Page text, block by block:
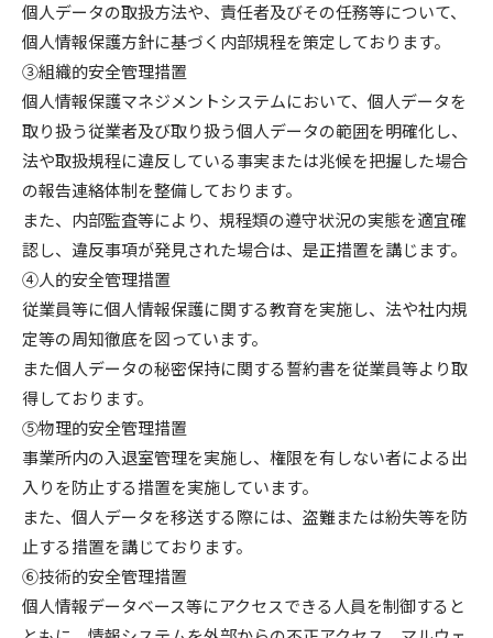
個人データの取扱方法や、責任者及びその任務等について、
個人情報保護方針に基づく内部規程を策定しております。
③組織的安全管理措置
個人情報保護マネジメントシステムにおいて、個人データを
取り扱う従業者及び取り扱う個人データの範囲を明確化し、
法や取扱規程に違反している事実または兆候を把握した場合
の報告連絡体制を整備しております。
また、内部監査等により、規程類の遵守状況の実態を適宜確
認し、違反事項が発見された場合は、是正措置を講じます。
④人的安全管理措置
従業員等に個人情報保護に関する教育を実施し、法や社内規
定等の周知徹底を図っています。
また個人データの秘密保持に関する誓約書を従業員等より取
得しております。
⑤物理的安全管理措置
事業所内の入退室管理を実施し、権限を有しない者による出
入りを防止する措置を実施しています。
また、個人データを移送する際には、盗難または紛失等を防
止する措置を講じております。
⑥技術的安全管理措置
個人情報データベース等にアクセスできる人員を制御すると